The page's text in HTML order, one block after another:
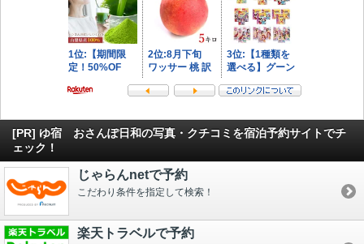
[PR] ゆ宿 おさんぽ日和の写真・クチコミを宿泊予約サイトでチ
ェック！
じゃらんnetで予約
こだわり条件を指定して検索！
楽天トラベルで予約